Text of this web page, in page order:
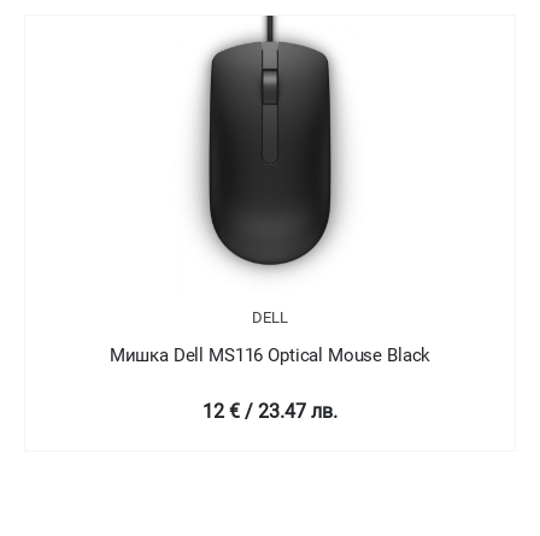
Dell MS116 Optical Mouse Black